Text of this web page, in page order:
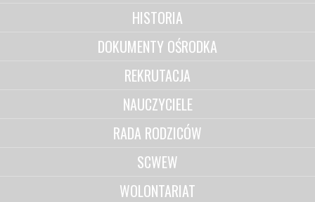
HISTORIA
DOKUMENTY OŚRODKA
REKRUTACJA
NAUCZYCIELE
RADA RODZICÓW
SCWEW
WOLONTARIAT